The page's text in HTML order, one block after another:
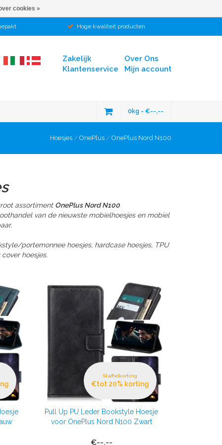
Hoge kwaliteit producten
Over Ons
Mijn account
Zakelijk
Klantenservice
0kg - €--,--
Hoesjes / OnePlus / OnePlus Nord N100
assortiment OnePlus Nord N100
van de nieuwste mobielhoesjes en mobiel
portemonnee hoesjes, hardcase hoesjes, TPU
hoesjes.
Staffelkorting
€tot 20% korting
Pull Up PU Leder Bookstyle Hoesje
voor OnePlus Nord N100 Zwart
€--,--
cookies »